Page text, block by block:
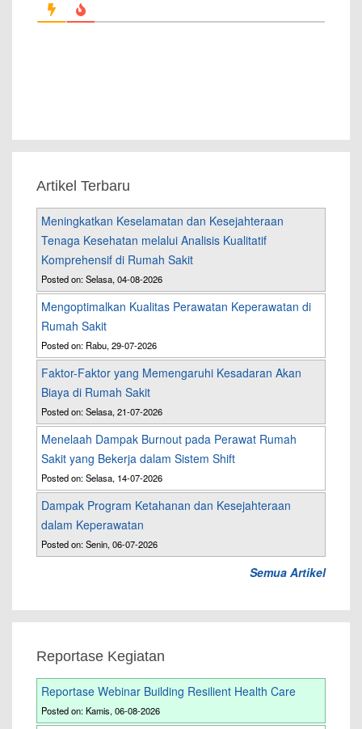
Artikel Terbaru
Meningkatkan Keselamatan dan Kesejahteraan
Tenaga Kesehatan melalui Analisis Kualitatif
Komprehensif di Rumah Sakit
Posted on: Selasa, 04-08-2026
Mengoptimalkan Kualitas Perawatan Keperawatan di
Rumah Sakit
Posted on: Rabu, 29-07-2026
Faktor-Faktor yang Memengaruhi Kesadaran Akan
Biaya di Rumah Sakit
Posted on: Selasa, 21-07-2026
Menelaah Dampak Burnout pada Perawat Rumah
Sakit yang Bekerja dalam Sistem Shift
Posted on: Selasa, 14-07-2026
Dampak Program Ketahanan dan Kesejahteraan
dalam Keperawatan
Posted on: Senin, 06-07-2026
Semua Artikel
Reportase Kegiatan
Reportase Webinar Building Resilient Health Care
Posted on: Kamis, 06-08-2026